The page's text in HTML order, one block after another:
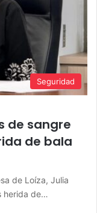
Seguridad
de sangre
de bala
de Loíza, Julia
herida de…